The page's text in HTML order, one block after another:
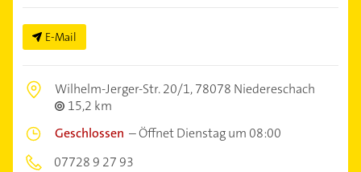
E-Mail
Wilhelm-Jerger-Str. 20/1,78078 Niedereschach
15,2 km
Geschlossen –Öffnet Dienstag um 08:00
07728 9 27 93